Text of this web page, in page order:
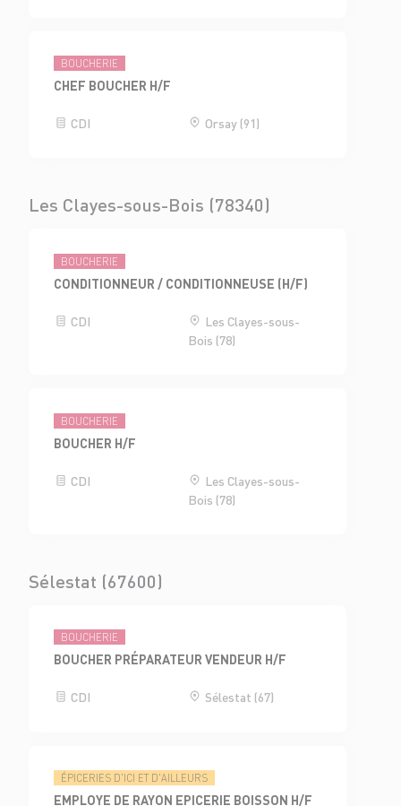
BOUCHERIE
CHEF BOUCHER H/F
CDI Orsay (91)
Les Clayes-sous-Bois (78340)
BOUCHERIE
CONDITIONNEUR / CONDITIONNEUSE (H/F)
CDI
Les Clayes-sous-
Bois (78)
BOUCHERIE
BOUCHER H/F
CDI
Les Clayes-sous-
Bois (78)
Sélestat (67600)
BOUCHERIE
BOUCHER PRÉPARATEUR VENDEUR H/F
CDI Sélestat (67)
ÉPICERIES D'ICI ET D'AILLEURS
EMPLOYE DE RAYON EPICERIE BOISSON H/F